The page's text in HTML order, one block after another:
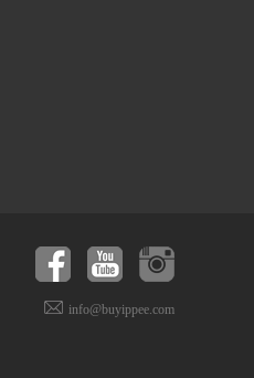
info@buyippee.com